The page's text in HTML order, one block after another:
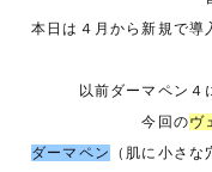
本日は４月から新規で導
以前ダーマペン４
今回のヴ
ダーマペン
（肌に小さ